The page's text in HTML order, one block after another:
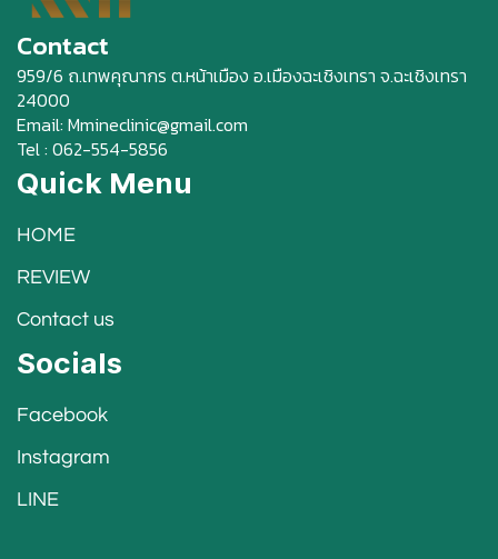
Contact
959/6 ถ.เทพคุณากร ต.หน้าเมือง อ.เมืองฉะเชิงเทรา จ.ฉะเชิงเทรา
24000
Email: Mmineclinic@gmail.com
Tel : 062-554-5856
Quick Menu
HOME
REVIEW
Contact us
Socials
Facebook
Instagram
LINE